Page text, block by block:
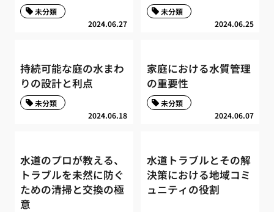
2024.06.27
未分類
2024.06.25
未分類
持続可能な庭の水まわ
りの設計と利点
2024.06.18
未分類
家庭における水質管理
の重要性
2024.06.07
未分類
水道のプロが教える、
トラブルを未然に防ぐ
ための清掃と交換の極
意
水道トラブルとその解
決策における地域コミ
ュニティの役割